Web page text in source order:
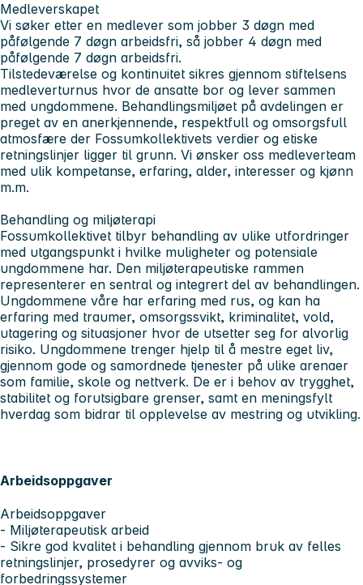
Medleverskapet
Vi søker etter en medlever som jobber 3 døgn med
påfølgende 7 døgn arbeidsfri, så jobber 4 døgn med
påfølgende 7 døgn arbeidsfri.
Tilstedeværelse og kontinuitet sikres gjennom stiftelsens
medleverturnus hvor de ansatte bor og lever sammen
med ungdommene. Behandlingsmiljøet på avdelingen er
preget av en anerkjennende, respektfull og omsorgsfull
atmosfære der Fossumkollektivets verdier og etiske
retningslinjer ligger til grunn. Vi ønsker oss medleverteam
med ulik kompetanse, erfaring, alder, interesser og kjønn
m.m.
Behandling og miljøterapi
Fossumkollektivet tilbyr behandling av ulike utfordringer
med utgangspunkt i hvilke muligheter og potensiale
ungdommene har. Den miljøterapeutiske rammen
representerer en sentral og integrert del av behandlingen.
Ungdommene våre har erfaring med rus, og kan ha
erfaring med traumer, omsorgssvikt, kriminalitet, vold,
utagering og situasjoner hvor de utsetter seg for alvorlig
risiko. Ungdommene trenger hjelp til å mestre eget liv,
gjennom gode og samordnede tjenester på ulike arenaer
som familie, skole og nettverk. De er i behov av trygghet,
stabilitet og forutsigbare grenser, samt en meningsfylt
hverdag som bidrar til opplevelse av mestring og utvikling.
Arbeidsoppgaver
Arbeidsoppgaver
- Miljøterapeutisk arbeid
- Sikre god kvalitet i behandling gjennom bruk av felles
retningslinjer, prosedyrer og avviks- og
forbedringssystemer